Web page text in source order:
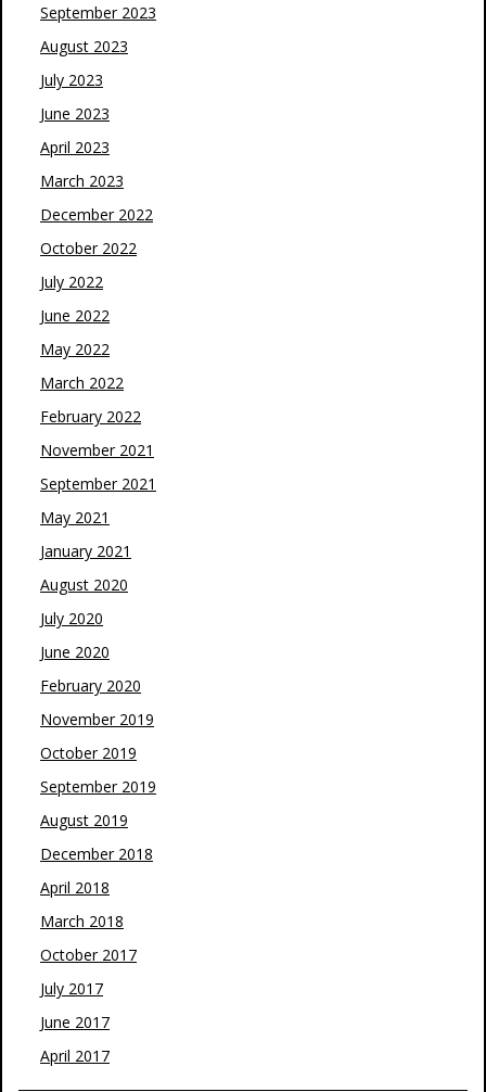
September 2023
August 2023
July 2023
June 2023
April 2023
March 2023
December 2022
October 2022
July 2022
June 2022
May 2022
March 2022
February 2022
November 2021
September 2021
May 2021
January 2021
August 2020
July 2020
June 2020
February 2020
November 2019
October 2019
September 2019
August 2019
December 2018
April 2018
March 2018
October 2017
July 2017
June 2017
April 2017